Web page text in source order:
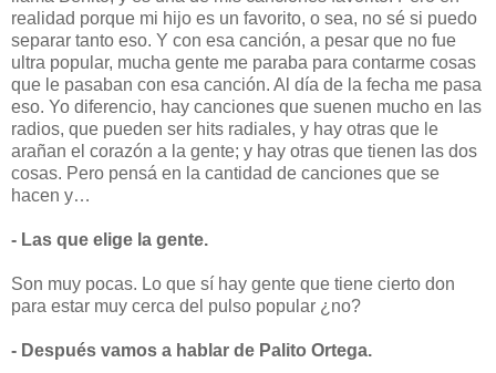
realidad porque mi hijo es un favorito, o sea, no sé si puedo
separar tanto eso. Y con esa canción, a pesar que no fue
ultra popular, mucha gente me paraba para contarme cosas
que le pasaban con esa canción. Al día de la fecha me pasa
eso. Yo diferencio, hay canciones que suenen mucho en las
radios, que pueden ser hits radiales, y hay otras que le
arañan el corazón a la gente; y hay otras que tienen las dos
cosas. Pero pensá en la cantidad de canciones que se
hacen y…
- Las que elige la gente.
Son muy pocas. Lo que sí hay gente que tiene cierto don
para estar muy cerca del pulso popular ¿no?
- Después vamos a hablar de Palito Ortega.